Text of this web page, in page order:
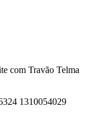
com Travão Telma
1310054029